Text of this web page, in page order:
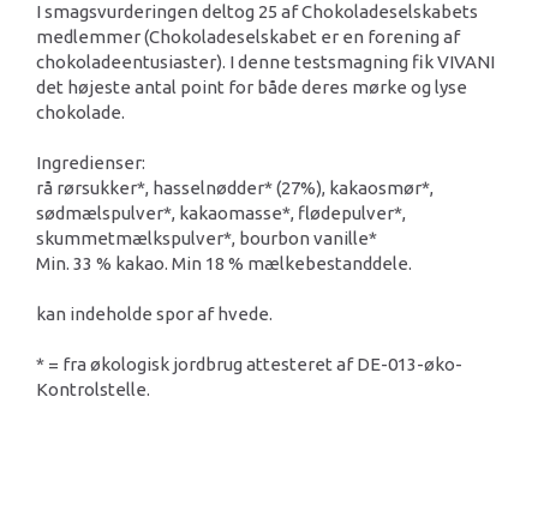
I smagsvurderingen deltog 25 af Chokoladeselskabets
medlemmer (Chokoladeselskabet er en forening af
chokoladeentusiaster). I denne testsmagning fik VIVANI
det højeste antal point for både deres mørke og lyse
chokolade.
Ingredienser:
rå rørsukker*, hasselnødder* (27%), kakaosmør*,
sødmælspulver*, kakaomasse*, flødepulver*,
skummetmælkspulver*, bourbon vanille*
Min. 33 % kakao. Min 18 % mælkebestanddele.
kan indeholde spor af hvede.
* = fra økologisk jordbrug attesteret af DE-013-øko-
Kontrolstelle.